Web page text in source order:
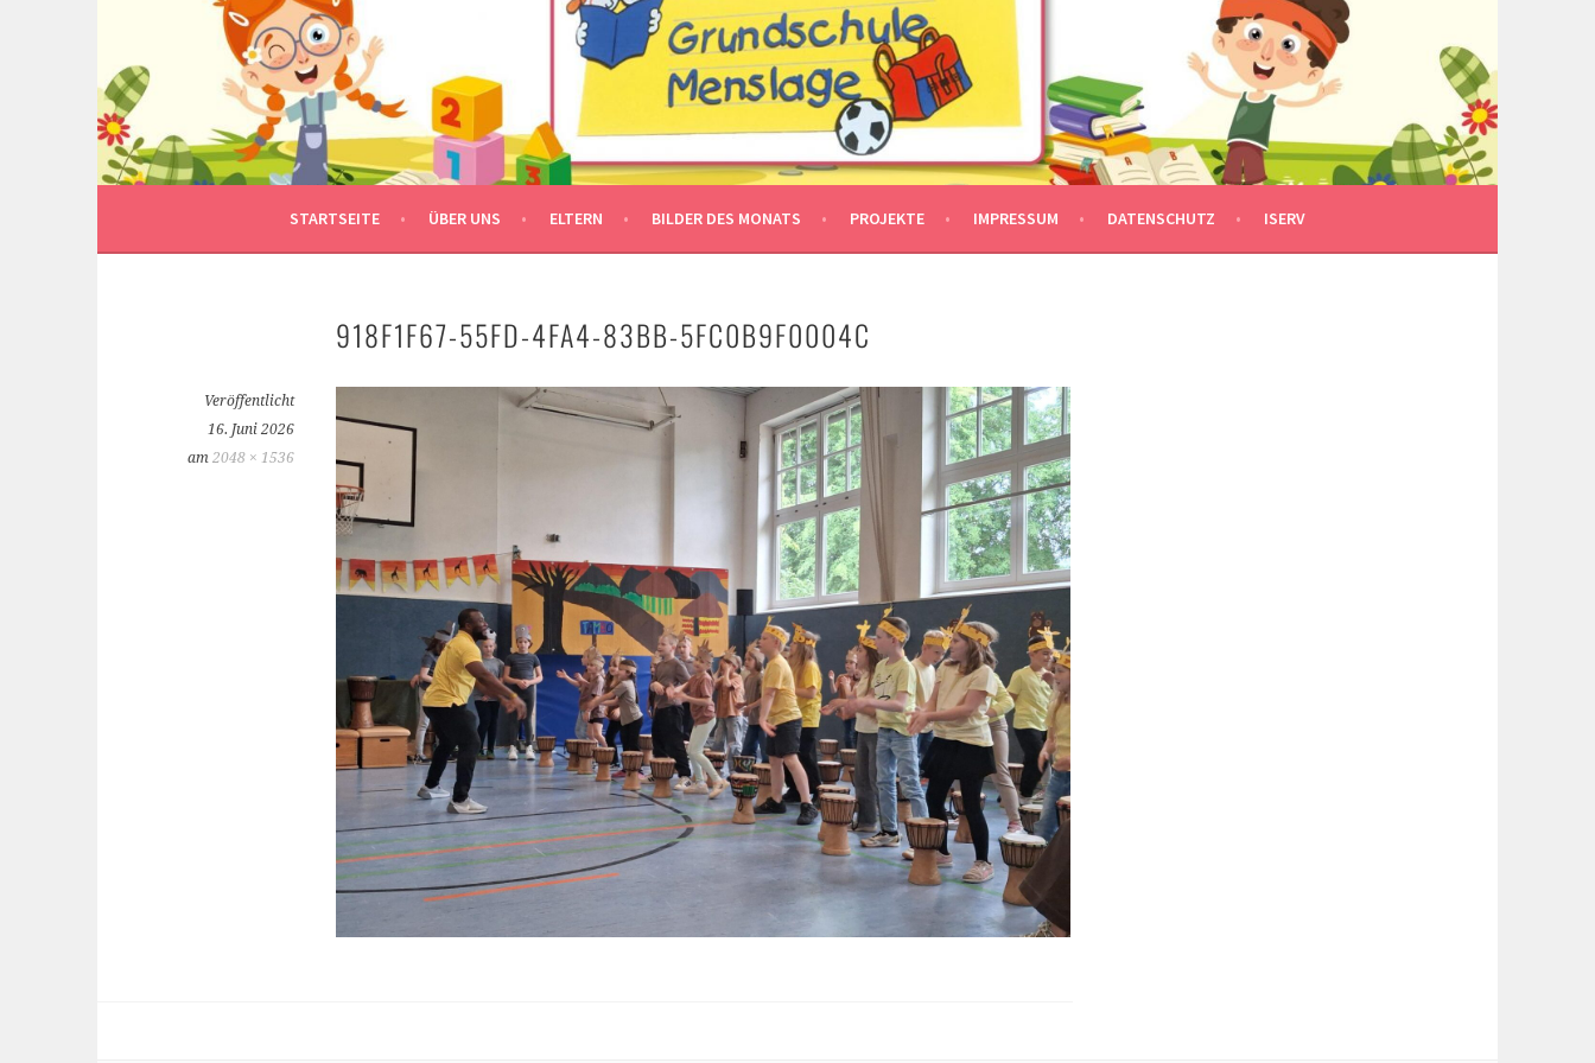
Inhalt
STARTSEITE ÜBER UNS ELTERN BILDER DES MONATS PROJEKTE IMPRESSUM DATENSCHUTZ ISERV
918F1F67-55FD-4FA4-83BB-5FC0B9F0004C
Veröffentlicht
16. Juni 2026
am 2048 × 1536